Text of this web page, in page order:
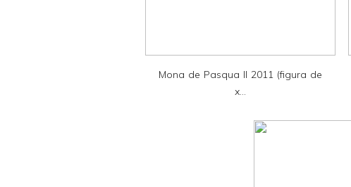
Mona de Pasqua II 2011 (figura de
x...